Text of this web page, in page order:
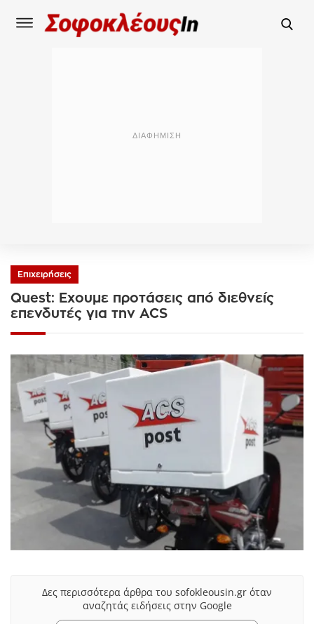
Επιχειρήσεις
Quest: Εχουμε προτάσεις από διεθνείς
επενδυτές για την ACS
Δες περισσότερα άρθρα του sofokleousin.gr όταν
αναζητάς ειδήσεις στην Google